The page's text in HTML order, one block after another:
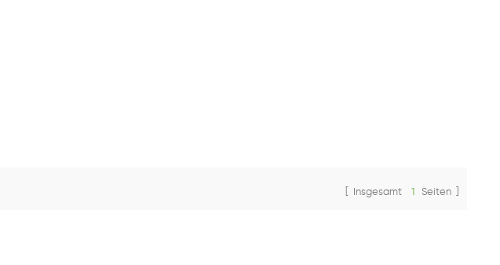
[ Insgesamt 1 Seiten ]